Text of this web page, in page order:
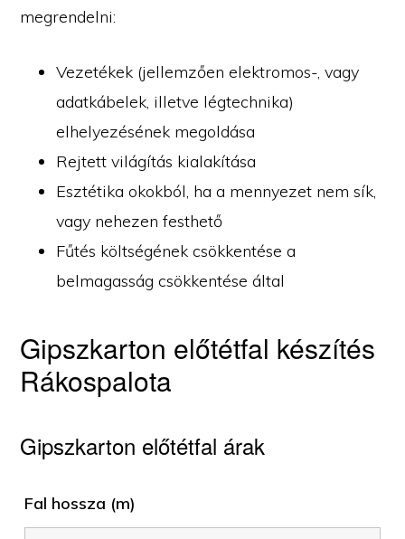
megrendelni:
Vezetékek (jellemzően elektromos-, vagy
adatkábelek, illetve légtechnika)
elhelyezésének megoldása
Rejtett világítás kialakítása
Esztétika okokból, ha a mennyezet nem sík,
vagy nehezen festhető
Fűtés költségének csökkentése a
belmagasság csökkentése által
Gipszkarton előtétfal készítés
Rákospalota
Gipszkarton előtétfal árak
Fal hossza (m)